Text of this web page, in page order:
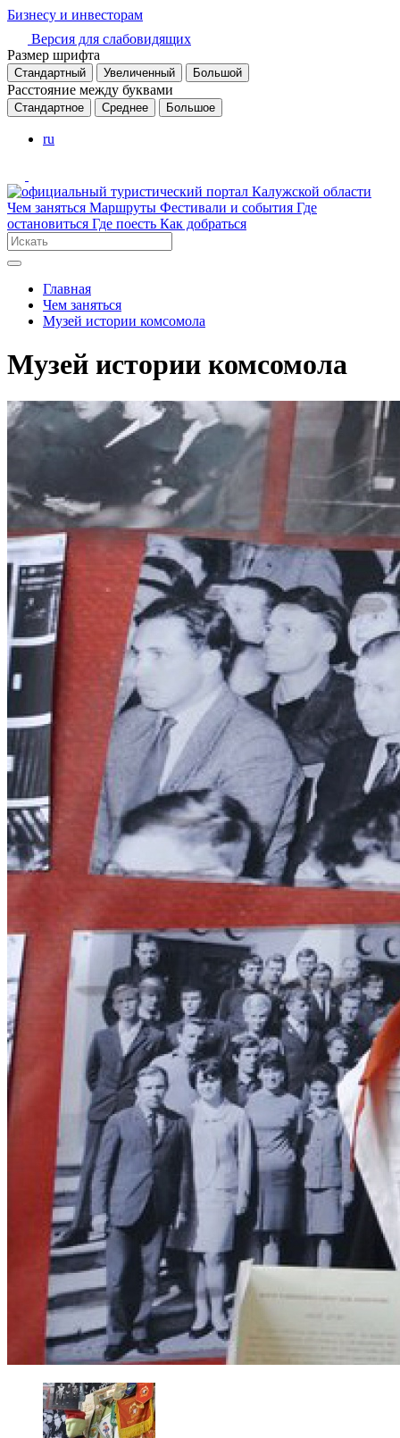
Бизнесу и инвесторам
Версия для слабовидящих
Размер шрифта
Стандартный Увеличенный Большой
Расстояние между буквами
Стандартное Среднее Большое
ru
Чем заняться Маршруты Фестивали и события Где
остановиться Где поесть Как добраться
Главная
Чем заняться
Музей истории комсомола
Музей истории комсомола